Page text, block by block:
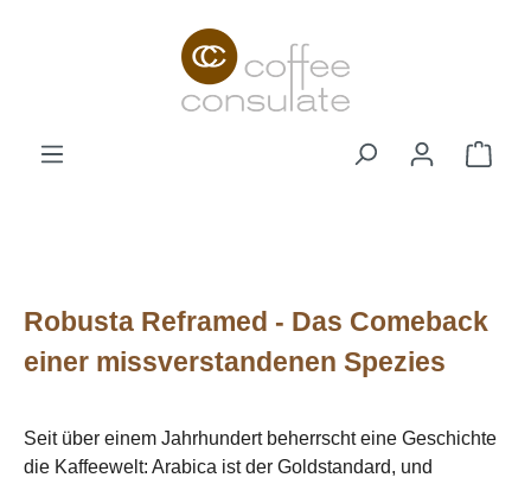
Zum Hauptinhalt springen
Robusta Reframed - Das Comeback
einer missverstandenen Spezies
Seit über einem Jahrhundert beherrscht eine Geschichte
die Kaffeewelt: Arabica ist der Goldstandard, und